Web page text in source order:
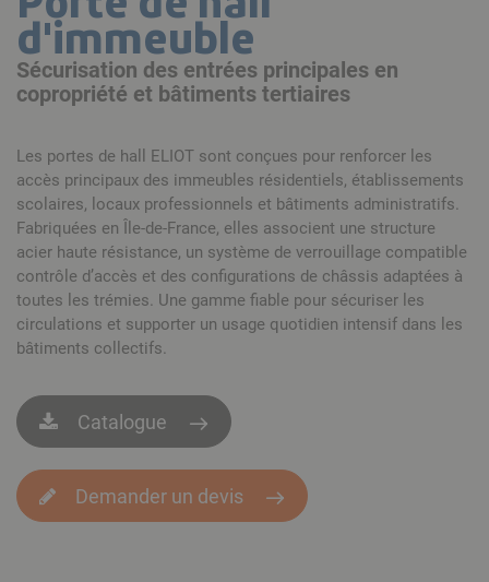
d'immeuble
Sécurisation des entrées principales en
copropriété et bâtiments tertiaires
Les portes de hall ELIOT sont conçues pour renforcer les
accès principaux des immeubles résidentiels, établissements
scolaires, locaux professionnels et bâtiments administratifs.
Fabriquées en Île-de-France, elles associent une structure
acier haute résistance, un système de verrouillage compatible
contrôle d’accès et des configurations de châssis adaptées à
toutes les trémies. Une gamme fiable pour sécuriser les
circulations et supporter un usage quotidien intensif dans les
bâtiments collectifs.
Catalogue
Demander un devis